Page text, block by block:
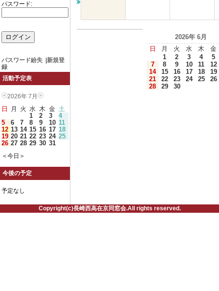
パスワード:
パスワード紛失
新規登
録
活動予定表
2026年 7月
日 月 火 水 木 金 土
1
2 3
4
5
6 7 8 9 10 11
12 13 14 15 16 17 18
19 20 21 22 23 24 25
26 27 28 29 30 31
＜今日＞
今後の予定
予定なし
2026年 6月
日
月 火 水 木
金
1
2 3 4
5
7
8 9 10 11
12
14
15 16 17 18
19
21
22 23 24 25
26
28
29 30
Copyright(c)長崎西高在京同窓会.All rights reserved.